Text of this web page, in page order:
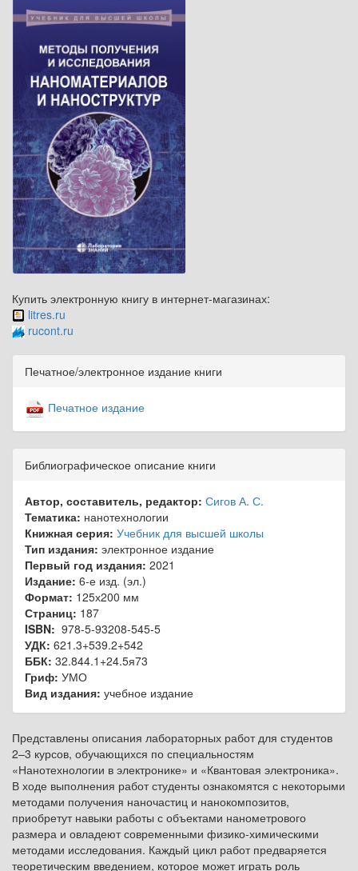
Купить электронную книгу в интернет-магазинах:
litres.ru
rucont.ru
Печатное/электронное издание книги
Печатное издание
Библиографическое описание книги
Автор, составитель, редактор: Сигов А. С.
Тематика: нанотехнологии
Книжная серия: Учебник для высшей школы
Тип издания: электронное издание
Первый год издания: 2021
Издание: 6-е изд. (эл.)
Формат: 125х200 мм
Страниц: 187
ISBN: 978-5-93208-545-5
УДК: 621.3+539.2+542
ББК: 32.844.1+24.5я73
Гриф: УМО
Вид издания: учебное издание
Представлены описания лабораторных работ для студентов
2–3 курсов, обучающихся по специальностям
«Нанотехнологии в электронике» и «Квантовая электроника».
В ходе выполнения работ студенты ознакомятся с некоторыми
методами получения наночастиц и нанокомпозитов,
приобретут навыки работы с объектами нанометрового
размера и овладеют современными физико-химическими
методами исследования. Каждый цикл работ предваряется
теоретическим введением, которое может играть роль